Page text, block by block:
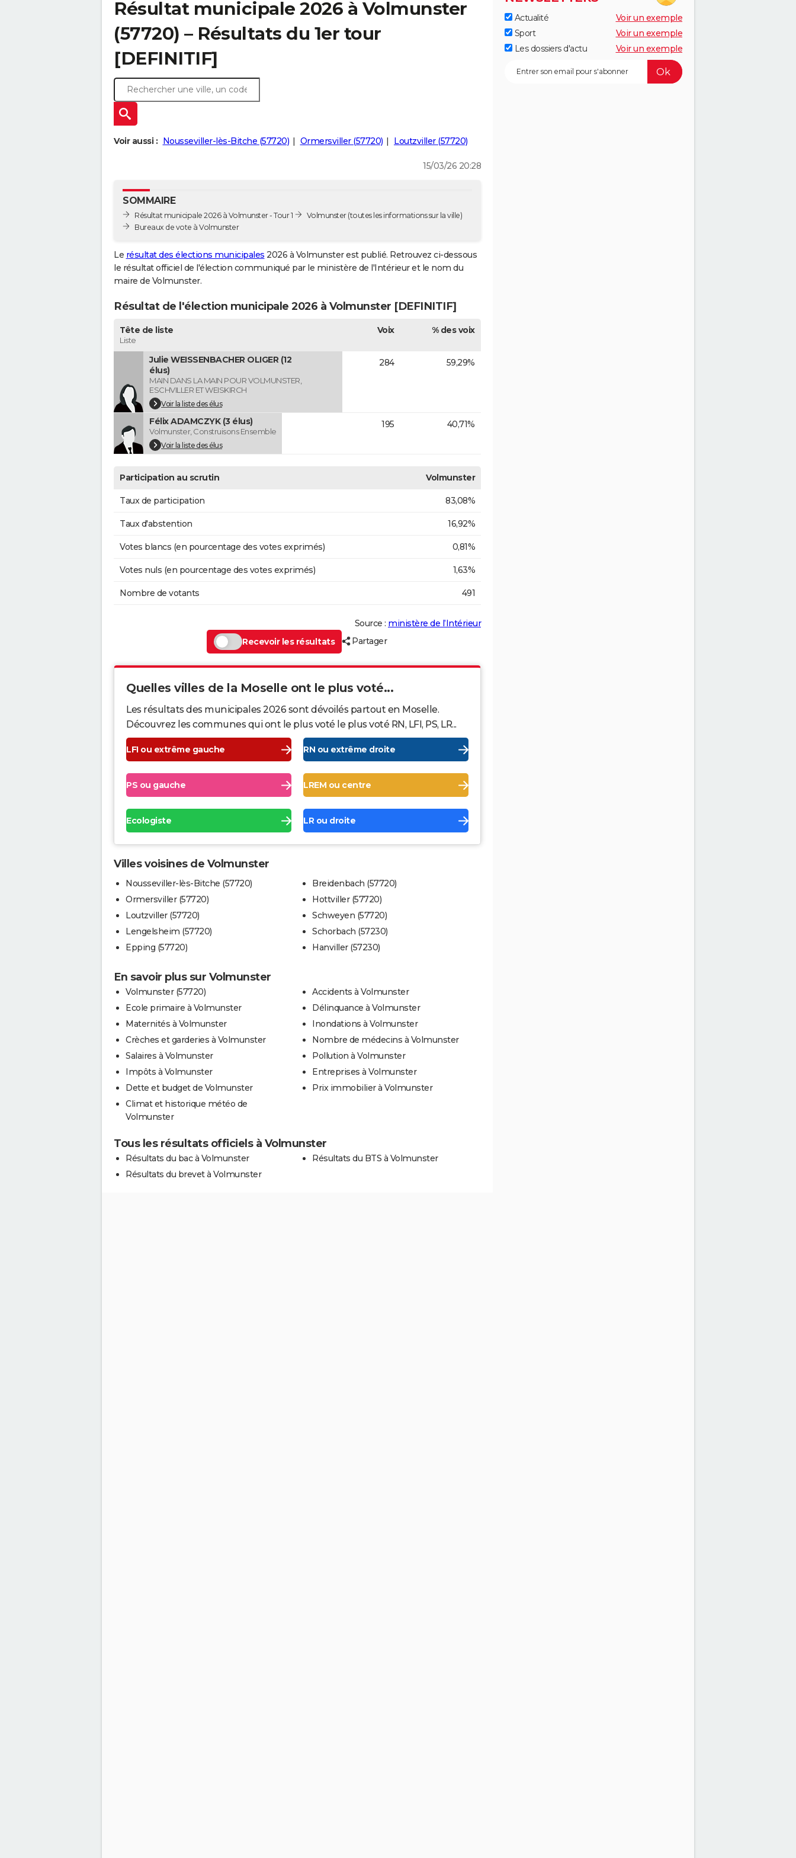
Résultat municipale 2026 à Volmunster
(57720) – Résultats du 1er tour
[DEFINITIF]
Voir aussi : Nousseviller-lès-Bitche (57720) Ormersviller (57720) Loutzviller (57720)
15/03/26 20:28
SOMMAIRE
Résultat municipale 2026 à Volmunster - Tour 1
Bureaux de vote à Volmunster
Volmunster(toutes les informations sur la ville)
Le résultat des élections municipales 2026 à Volmunster est publié. Retrouvez ci-dessous
le résultat officiel de l'élection communiqué par le ministère de l'Intérieur et le nom du
maire de Volmunster.
Résultat de l'élection municipale 2026 à Volmunster [DEFINITIF]
Tête de liste
Liste
Voix % des voix
Julie WEISSENBACHER OLIGER (12
élus)
MAIN DANS LA MAIN POUR VOLMUNSTER,
ESCHVILLER ET WEISKIRCH
Voir la liste des élus
284 59,29%
Félix ADAMCZYK (3 élus)
Volmunster, Construisons Ensemble
Voir la liste des élus
195 40,71%
Participation au scrutin Volmunster
Taux de participation 83,08%
Taux d'abstention 16,92%
Votes blancs (en pourcentage des votes exprimés) 0,81%
Votes nuls (en pourcentage des votes exprimés) 1,63%
Nombre de votants 491
Source : ministère de l’Intérieur
Recevoir les résultats
Partager
Quelles villes de la Moselle ont le plus voté...
Les résultats des municipales 2026 sont dévoilés partout en Moselle.
Découvrez les communes qui ont le plus voté le plus voté RN, LFI, PS, LR...
LFI ou extrême gauche RN ou extrême droite
PS ou gauche LREM ou centre
Ecologiste LR ou droite
Villes voisines de Volmunster
Nousseviller-lès-Bitche (57720)
Ormersviller (57720)
Loutzviller (57720)
Lengelsheim (57720)
Epping (57720)
Breidenbach (57720)
Hottviller (57720)
Schweyen (57720)
Schorbach (57230)
Hanviller (57230)
En savoir plus sur Volmunster
Volmunster (57720)
Ecole primaire à Volmunster
Maternités à Volmunster
Crèches et garderies à Volmunster
Salaires à Volmunster
Impôts à Volmunster
Dette et budget de Volmunster
Climat et historique météo de
Volmunster
Accidents à Volmunster
Délinquance à Volmunster
Inondations à Volmunster
Nombre de médecins à Volmunster
Pollution à Volmunster
Entreprises à Volmunster
Prix immobilier à Volmunster
Tous les résultats officiels à Volmunster
Résultats du bac à Volmunster
Résultats du brevet à Volmunster
Résultats du BTS à Volmunster
Actualité
Voir un exemple
Sport
Voir un exemple
Les dossiers d'actu
Voir un exemple